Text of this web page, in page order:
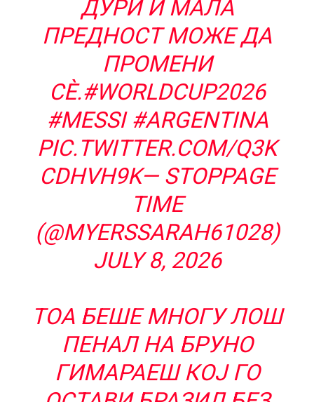
ДУРИ И МАЛА
ПРЕДНОСТ МОЖЕ ДА
ПРОМЕНИ
СÈ.#WORLDCUP2026
#MESSI #ARGENTINA
PIC.TWITTER.COM/Q3K
CDHVH9K— STOPPAGE
TIME
(@MYERSSARAH61028)
JULY 8, 2026
ТОА БЕШЕ МНОГУ ЛОШ
ПЕНАЛ НА БРУНО
ГИМАРАЕШ КОЈ ГО